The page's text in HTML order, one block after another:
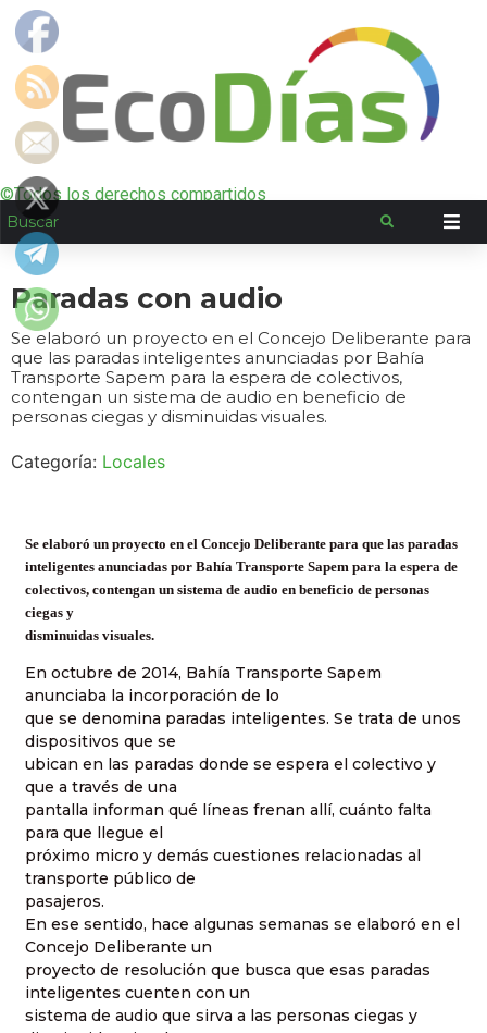
©Todos los derechos compartidos
Paradas con audio
Se elaboró un proyecto en el Concejo Deliberante para
que las paradas inteligentes anunciadas por Bahía
Transporte Sapem para la espera de colectivos,
contengan un sistema de audio en beneficio de
personas ciegas y disminuidas visuales.
Categoría: Locales
Se elaboró un proyecto en el Concejo Deliberante para que las paradas
inteligentes anunciadas por Bahía Transporte Sapem para la espera de
colectivos, contengan un sistema de audio en beneficio de personas
ciegas y
disminuidas visuales.
En octubre de 2014, Bahía Transporte Sapem
anunciaba la incorporación de lo
que se denomina paradas inteligentes. Se trata de unos
dispositivos que se
ubican en las paradas donde se espera el colectivo y
que a través de una
pantalla informan qué líneas frenan allí, cuánto falta
para que llegue el
próximo micro y demás cuestiones relacionadas al
transporte público de
pasajeros.
En ese sentido, hace algunas semanas se elaboró en el
Concejo Deliberante un
proyecto de resolución que busca que esas paradas
inteligentes cuenten con un
sistema de audio que sirva a las personas ciegas y